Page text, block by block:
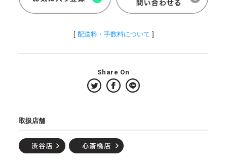
[ 配送料・手数料について ]
Share On
取扱店舗